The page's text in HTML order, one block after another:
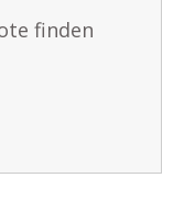
finden